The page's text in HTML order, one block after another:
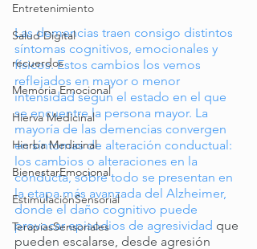
Entretenimiento
Salud Digital
recuerdos
Memoria Emocional
Hierva Medicinal
Hierba Medicinal
BienestarEmocional
EstimulaciónSensorial
TerapiasSensoriales
Las demencias traen consigo distintos
síntomas cognitivos, emocionales y
físicos. Estos cambios los vemos
reflejados en mayor o menor
intensidad según el estado en el que
se encuentre la persona mayor. La
mayoría de las demencias convergen
en síntomas de alteración conductual:
los cambios o alteraciones en la
conducta, sobre todo se presentan en
la etapa más avanzada del Alzheimer,
donde el daño cognitivo puede
provocar episodios de agresividad que
pueden escalarse, desde agresión